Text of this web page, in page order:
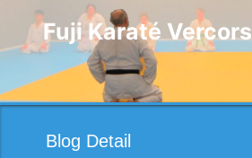
contentFuji Karaté Vercors
Blog Detail